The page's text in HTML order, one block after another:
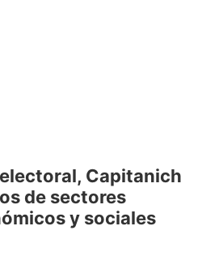
Capitanich
de sectores
y sociales